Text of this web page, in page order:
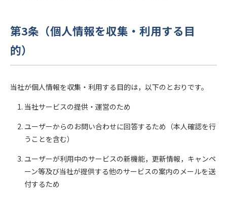
第3条（個人情報を収集・利用する目
的）
当社が個人情報を収集・利用する目的は，以下のとおりです。
当社サービスの提供・運営のため
ユーザーからのお問い合わせに回答するため（本人確認を行
うことを含む）
ユーザーが利用中のサービスの新機能，更新情報，キャンペ
ーン等及び当社が提供する他のサービスの案内のメールを送
付するため